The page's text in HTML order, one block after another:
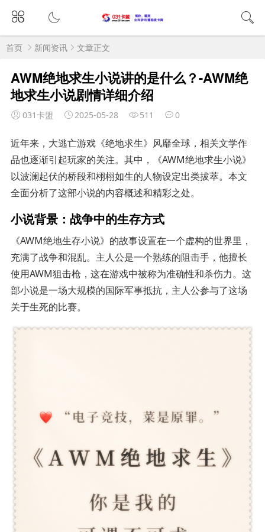
首页 新闻资讯 文章正文
AWM绝地求生小说讲的是什么？-AWM绝
地求生小说剧情详细介绍
031卡盟 2025-05-28 511 0
近年来，大逃亡游戏《绝地求生》风靡全球，相关文学作
品也逐渐引起玩家的关注。其中，《AWM绝地求生小说》
以波澜起伏的桥段和栩栩如生的人物设定出类拔萃。本文
全面分析了这部小说的内容概述和精彩之处。
小说背景：战争中的生存方式
《AWM绝地生存小说》的故事设置在一个虚构的世界里，
充满了战争和混乱。主人公是一个熟练的阻击手，他擅长
使用AWM狙击枪，这在游戏中被称为准确性和杀伤力。这
部小说是一场大规模的国际军事抵抗，主人公参与了这场
关于生死的比赛。